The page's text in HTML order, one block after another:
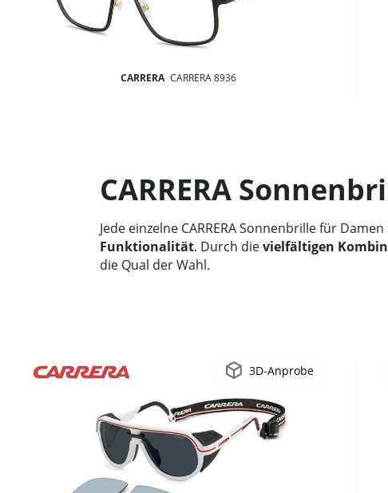
CARRERA CARRERA 8936
CARRERA
Jede einzelne CARRERA Sonnenbrille für
Funktionalität. Durch dievielfältigen
die Qual der Wahl.
3D-Anprobe